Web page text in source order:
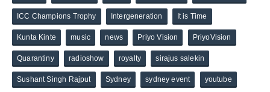
ICC Champions Trophy Intergeneration It is Time
Kunta Kinte music news Priyo Vision PriyoVision
Quarantiny radioshow royalty sirajus salekin
Sushant Singh Rajput Sydney sydney event youtube